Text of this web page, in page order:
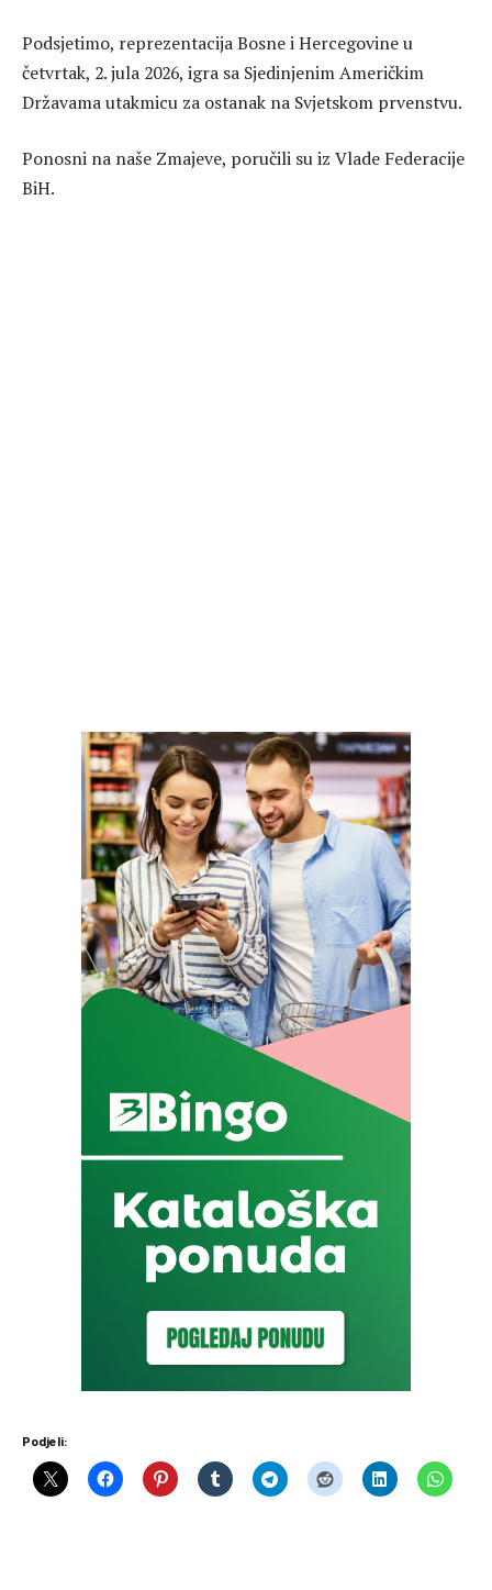
Podsjetimo, reprezentacija Bosne i Hercegovine u
četvrtak, 2. jula 2026, igra sa Sjedinjenim Američkim
Državama utakmicu za ostanak na Svjetskom prvenstvu.
Ponosni na naše Zmajeve, poručili su iz Vlade Federacije
BiH.
Podjeli: